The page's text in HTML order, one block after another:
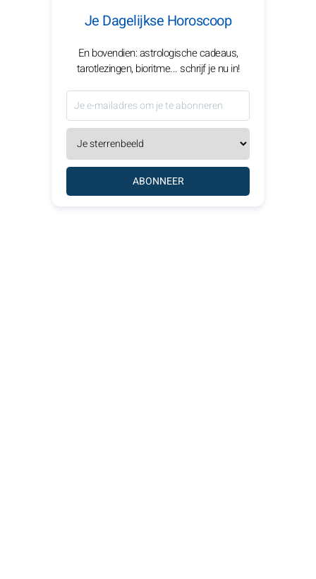
Je Dagelijkse Horoscoop
En bovendien: astrologische cadeaus,
tarotlezingen, bioritme... schrijf je nu in!
ABONNEER